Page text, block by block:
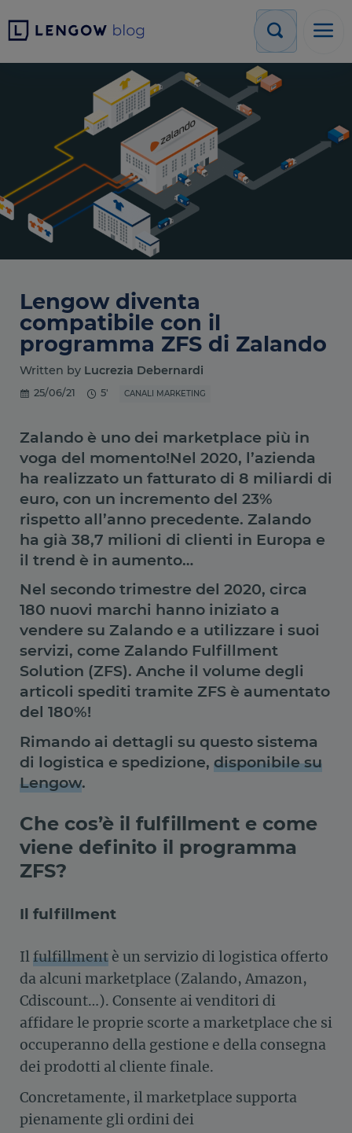
Lengow diventa
compatibile con il
programma ZFS di Zalando
Written by Lucrezia Debernardi
25/06/21 5' CANALI MARKETING
Zalando è uno dei marketplace più in
voga del momento!Nel 2020, l’azienda
ha realizzato un fatturato di 8 miliardi di
euro, con un incremento del 23%
rispetto all’anno precedente. Zalando
ha già 38,7 milioni di clienti in Europa e
il trend è in aumento…
Nel secondo trimestre del 2020, circa
180 nuovi marchi hanno iniziato a
vendere su Zalando e a utilizzare i suoi
servizi, come Zalando Fulfillment
Solution (ZFS). Anche il volume degli
articoli spediti tramite ZFS è aumentato
del 180%!
Rimando ai dettagli su questo sistema
di logistica e spedizione, disponibile su
Lengow.
Che cos’è il fulfillment e come
viene definito il programma
ZFS?
Il fulfillment
Ilfulfillment è un servizio di logistica offerto
da alcuni marketplace (Zalando, Amazon,
Cdiscount…). Consente ai venditori di
affidare le proprie scorte a marketplace che si
occuperanno della gestione e della consegna
dei prodotti al cliente finale.
Concretamente, il marketplace supporta
pienamente gli ordini dei